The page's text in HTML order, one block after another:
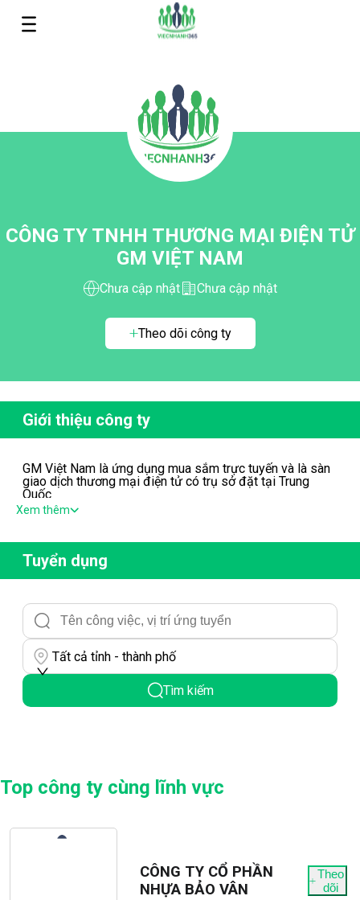
CÔNG TY TNHH THƯƠNG MẠI ĐIỆN TỬ
GM VIỆT NAM
Chưa cập nhật Chưa cập nhật
Theo dõi công ty
Giới thiệu công ty
GM Việt Nam là ứng dụng mua sắm trực tuyến và là sàn
giao dịch thương mại điện tử có trụ sở đặt tại Trung
Quốc
Xem thêm
Tuyển dụng
Tất cả tỉnh - thành phố
Tìm kiếm
Top công ty cùng lĩnh vực
CÔNG TY CỔ PHẦN
NHỰA BẢO VÂN
Theo
dõi